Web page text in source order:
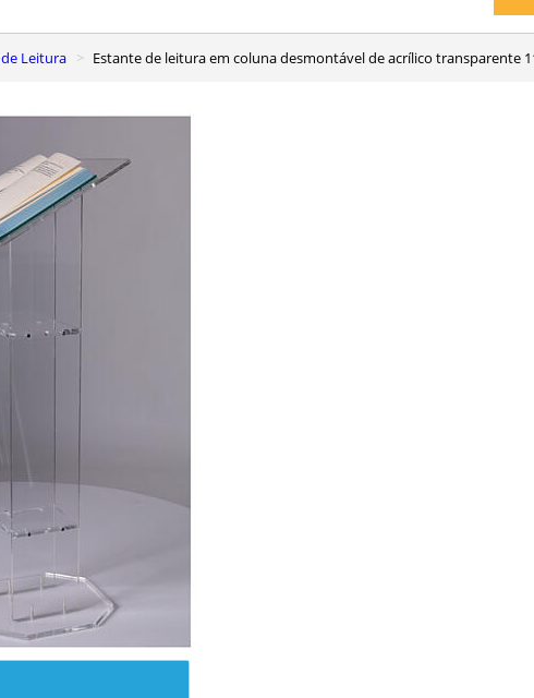
de Leitura Estante de leitura em coluna desmontável de acrílico transparente